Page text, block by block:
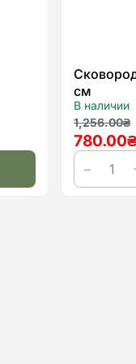
см
В наличии
1,256.00₴
цена
780.00
Текущая
цена: